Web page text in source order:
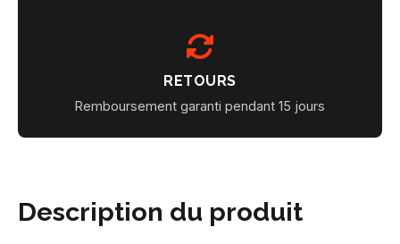
RETOURS
Remboursement garanti pendant 15 jours
Description du produit